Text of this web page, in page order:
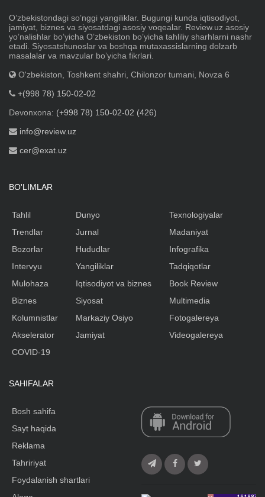
Oʼzbekistondagi soʼnggi yangiliklar. Bugungi kunda iqtisodiyot,
jamiyat, biznes va siyosatdagi asosiy voqealar. Review.uz asosiy
yoʼnalishlar boʼyicha Oʼzbekiston boʼyicha tahliliy sharhlarni nashr
etadi. Siyosatshunoslar va boshqa mutaxassislarning dolzarb
masalalar va mavzular boʼyicha fikrlari.
O'zbekiston, Toshkent shahri, Chilonzor tumani, Novza 6
+(998 78) 150-02-02
Devonxona: (+998 78) 150-02-02 (426)
info@review.uz
cer@exat.uz
BO'LIMLAR
Tahlil
Trendlar
Bozorlar
Intervyu
Mulohaza
Biznes
Kolumnistlar
Akselerator
Dunyo
Jurnal
Hududlar
Yangiliklar
Iqtisodiyot va biznes
Siyosat
Markaziy Osiyo
Jamiyat
Texnologiyalar
Madaniyat
Infografika
Tadqiqotlar
Book Review
Multimedia
Fotogalereya
Videogalereya
COVID-19
SAHIFALAR
Bosh sahifa
Sayt haqida
Reklama
Tahririyat
Foydalanish shartlari